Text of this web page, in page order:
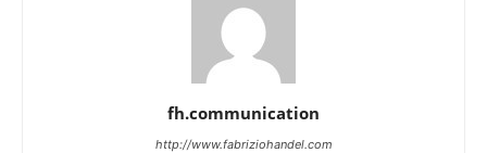
fh.communication
http://www.fabriziohandel.com